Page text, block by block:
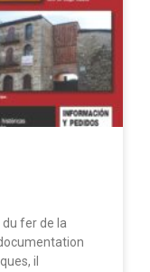
du fer de la
il